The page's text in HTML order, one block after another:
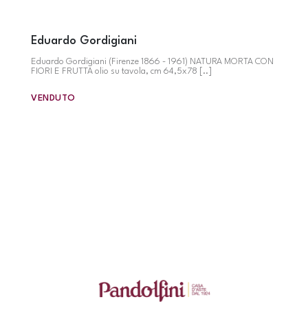
Eduardo Gordigiani
Eduardo Gordigiani (Firenze 1866 - 1961) NATURA MORTA CON
FIORI E FRUTTA olio su tavola, cm 64,5x78 [..]
VENDUTO